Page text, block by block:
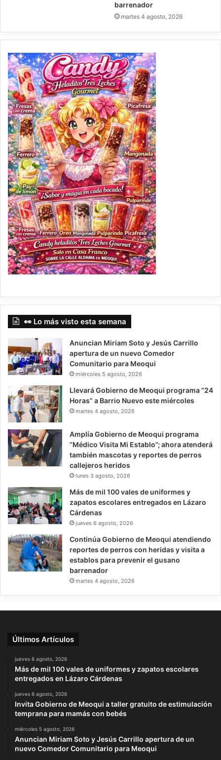
barrenador
martes 4 agosto, 2026
👀 Lo más visto esta semana
Anuncian Miriam Soto y Jesús Carrillo
apertura de un nuevo Comedor
Comunitario para Meoqui
miércoles 5 agosto, 2026
Llevará Gobierno de Meoqui programa “24
Horas” a Barrio Nuevo este miércoles
martes 4 agosto, 2026
Amplía Gobierno de Meoqui programa
“Médico Visita Mi Establo”; ahora atenderá
también mascotas y reportes de perros
callejeros heridos
lunes 3 agosto, 2026
Más de mil 100 vales de uniformes y
zapatos escolares entregados en Lázaro
Cárdenas
jueves 6 agosto, 2026
Continúa Gobierno de Meoqui atendiendo
reportes de perros con heridas y visita a
establos para prevenir el gusano
barrenador
martes 4 agosto, 2026
Últimos Artículos
jueves 6 agosto, 2026
Más de mil 100 vales de uniformes y zapatos escolares
entregados en Lázaro Cárdenas
jueves 6 agosto, 2026
Invita Gobierno de Meoqui a taller gratuito de estimulación
temprana para mamás con bebés
miércoles 5 agosto, 2026
Anuncian Miriam Soto y Jesús Carrillo apertura de un
nuevo Comedor Comunitario para Meoqui